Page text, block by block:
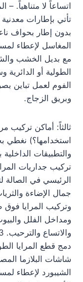
اتساعاً لا متناهياً. –
تأتي بإطارات
بدون إطار بحواف
المغاسل لإعطاء
مع بديل الخشب
الطولية أو
الفوم لعمل تباين
وبريق الزجاج.
ثالثاً: أماكن تركيب
استخدامها؟) نغطي
تركيب جداريات
الرئيسي في الصالة
وتركيب المرايا
ومداخل الفلل
دمج قطع المرايا
شاشات البلازما